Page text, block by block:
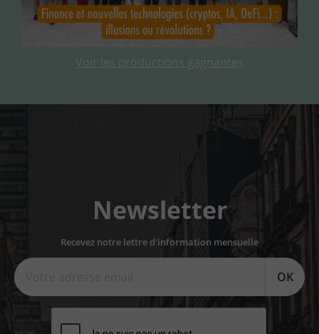
Voir les productions gagnantes
Newsletter
Recevez notre lettre d'information mensuelle
OK